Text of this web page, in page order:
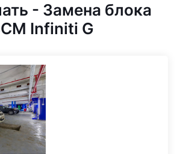
- Замена блока
Infiniti G